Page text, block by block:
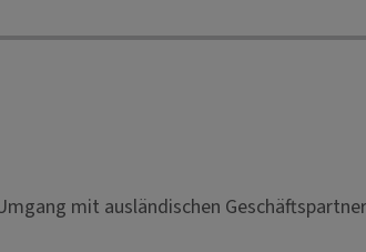
mit ausländischen